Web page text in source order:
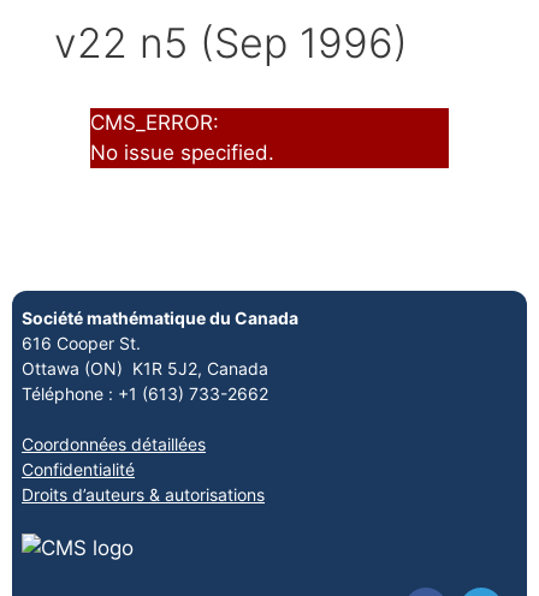
v22 n5 (Sep 1996)
CMS_ERROR:
No issue specified.
Société mathématique du Canada
616 Cooper St.
Ottawa (ON) K1R 5J2, Canada
Téléphone : +1 (613) 733-2662
Coordonnées détaillées
Confidentialité
Droits d’auteurs & autorisations